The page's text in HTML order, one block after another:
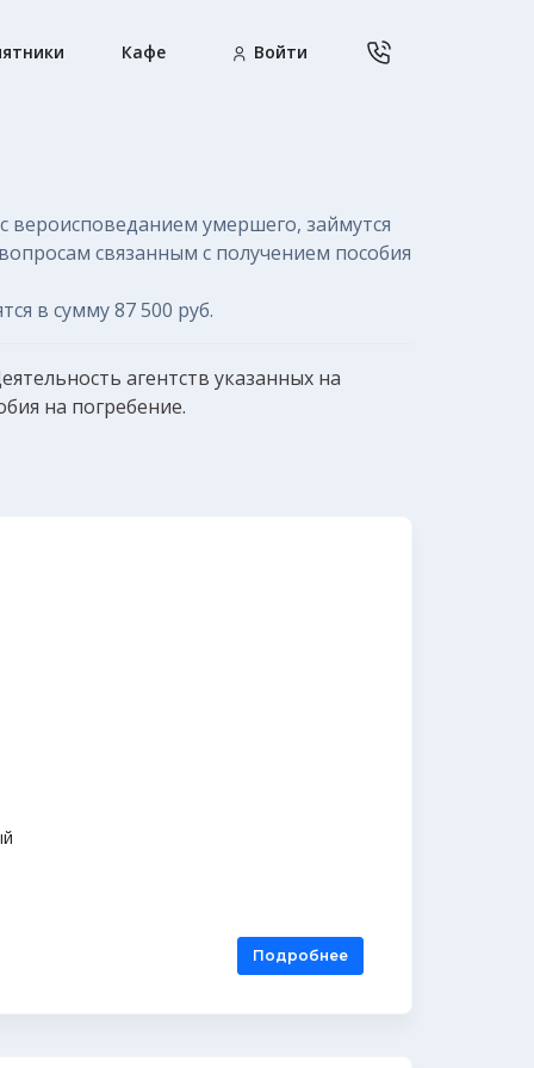
Кафе Войти
вероисповеданием умершего, займутся
связанным с получением пособия
в сумму87 500 руб.
агентств указанных на
на погребение.
Подробнее